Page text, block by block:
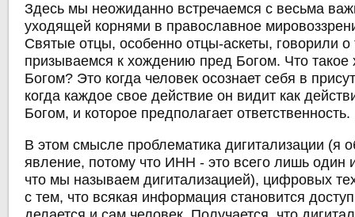
Здесь мы неожиданно встречаемся с весьма
уходящей корнями в православное
Святые отцы, особенно отцы-аскеты, говорили
призываемся к хождению пред Богом. Что
Богом? Это когда человек осознает себя в
когда каждое свое действие он видит как
Богом, и которое предполагает ответственность.
В этом смысле проблематика дигитализации (я
явление, потому что ИНН - это всего лишь один
что мы называем дигитализацией), цифровых
с тем, что всякая информация становится